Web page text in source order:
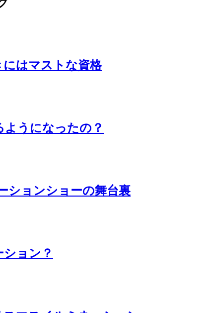
にはマストな資格
うになったの？
ションショーの舞台裏
ョン？